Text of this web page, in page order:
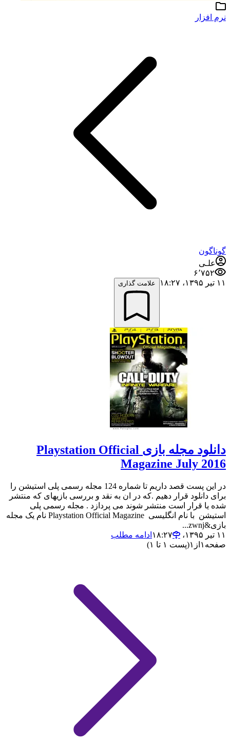
نرم افزار
گوناگون
علـی
۶٬۷۵۲
۱۱ تیر ۱۳۹۵،‏ ۱۸:۲۷
علامت گذاری
دانلود مجله بازی Playstation Official
Magazine July 2016
در این پست قصد داریم تا شماره 124 مجله رسمی پلی استیشن را
برای دانلود قرار دهیم .که در ان به نقد و بررسی بازیهای که منتشر
شده یا قرار است منتشر شوند می پردازد . مجله رسمی پلی
استیشن با نام انگلیسی Playstation Official Magazine نام یک مجله
بازی&zwnj...
۱۱ تیر ۱۳۹۵،‏ ۱۸:۲۷
ادامه مطلب
صفحه ۱ از ۱(پست ۱ تا ۱)